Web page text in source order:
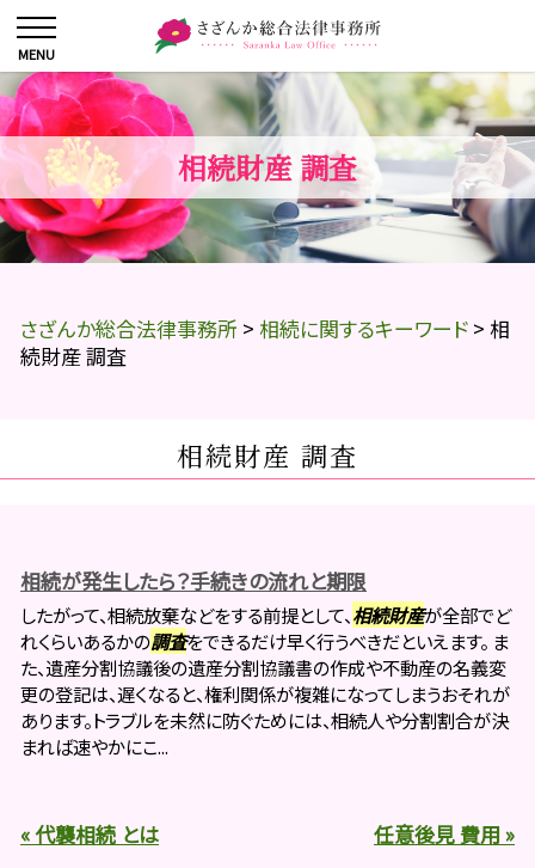
相続財産 調査
さざんか総合法律事務所 > 相続に関するキーワード > 相
続財産 調査
相続財産 調査
相続が発生したら？手続きの流れと期限
したがって、相続放棄などをする前提として、相続財産が全部でど
れくらいあるかの調査をできるだけ早く行うべきだといえます。 ま
た、遺産分割協議後の遺産分割協議書の作成や不動産の名義変
更の登記は、遅くなると、権利関係が複雑になってしまうおそれが
あります。トラブルを未然に防ぐためには、相続人や分割割合が決
まれば速やかにこ...
« 代襲相続 とは
任意後見 費用 »